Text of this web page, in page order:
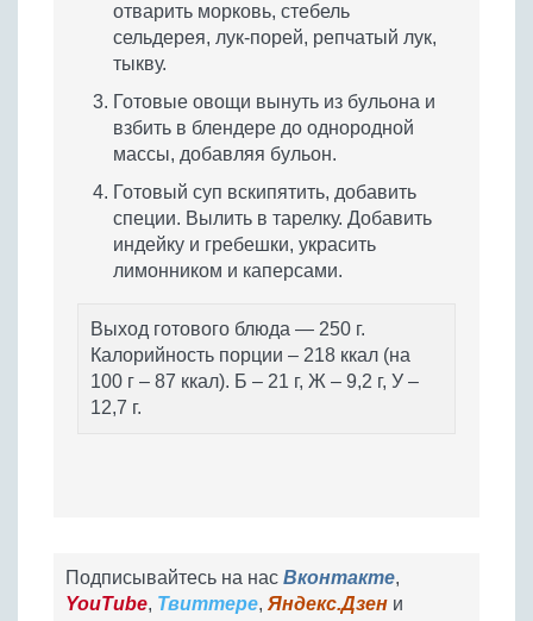
отварить морковь, стебель
сельдерея, лук-порей, репчатый лук,
тыкву.
Готовые овощи вынуть из бульона и
взбить в блендере до однородной
массы, добавляя бульон.
Готовый суп вскипятить, добавить
специи. Вылить в тарелку. Добавить
индейку и гребешки, украсить
лимонником и каперсами.
Выход готового блюда — 250 г.
Калорийность порции – 218 ккал (на
100 г – 87 ккал). Б – 21 г, Ж – 9,2 г, У –
12,7 г.
Подписывайтесь на нас Вконтакте,
YouTube, Твиттере, Яндекс.Дзен и